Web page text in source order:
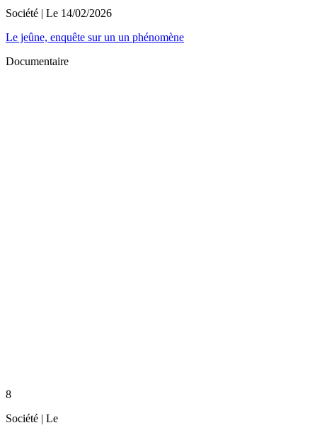
Société | Le 14/02/2026
Le jeûne, enquête sur un un phénomène
Documentaire
8
Société | Le